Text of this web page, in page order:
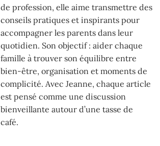
de profession, elle aime transmettre des
conseils pratiques et inspirants pour
accompagner les parents dans leur
quotidien. Son objectif : aider chaque
famille à trouver son équilibre entre
bien-être, organisation et moments de
complicité. Avec Jeanne, chaque article
est pensé comme une discussion
bienveillante autour d’une tasse de
café.